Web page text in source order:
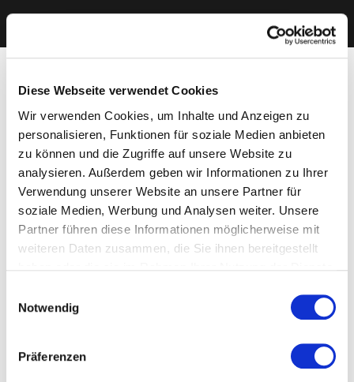
Diese Webseite verwendet Cookies
Wir verwenden Cookies, um Inhalte und Anzeigen zu
personalisieren, Funktionen für soziale Medien anbieten
zu können und die Zugriffe auf unsere Website zu
analysieren. Außerdem geben wir Informationen zu Ihrer
Verwendung unserer Website an unsere Partner für
soziale Medien, Werbung und Analysen weiter. Unsere
Partner führen diese Informationen möglicherweise mit
weiteren Daten zusammen, die Sie ihnen bereitgestellt
Cookies, wenn Sie unsere Webseite weiterhin nutzen.
Notwendig
Präferenzen